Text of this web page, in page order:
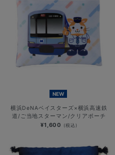
NEW
横浜DeNAベイスターズ×横浜高速鉄
道/ご当地スターマン/クリアポーチ
¥1,600 (税込)